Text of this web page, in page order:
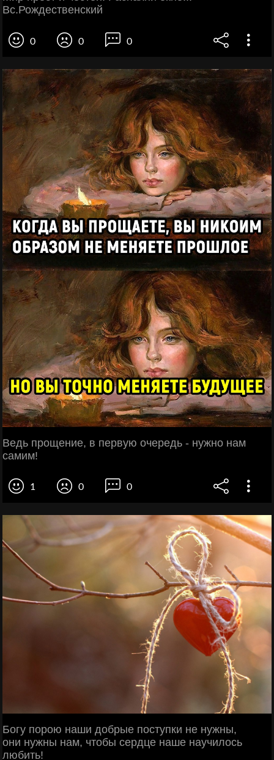
Вс.Рождественский
0 0 0
Ведь прощение, в первую очередь - нужно нам
самим!
1 0 0
Богу порою наши добрые поступки не нужны,
они нужны нам, чтобы сердце наше научилось
любить!